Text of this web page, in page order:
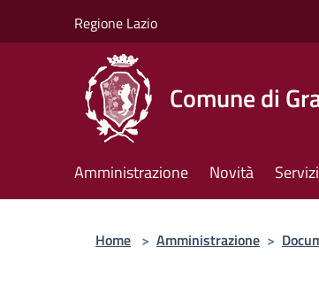
Regione Lazio
Comune di
Amministrazione Novità Servizi
Home > Amministrazione >